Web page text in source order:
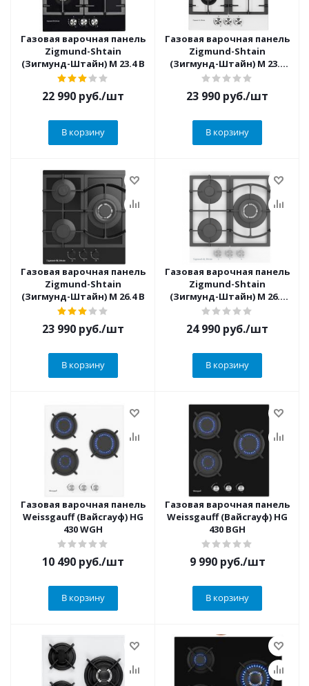
Газовая варочная панель
Zigmund-Shtain
(Зигмунд-Штайн) M 23.4 B
22 990 руб./шт
В корзину
Газовая варочная панель
Zigmund-Shtain
(Зигмунд-Штайн) M 23.4
W
23 990 руб./шт
В корзину
Газовая варочная панель
Zigmund-Shtain
(Зигмунд-Штайн) M 26.4 B
23 990 руб./шт
В корзину
Газовая варочная панель
Zigmund-Shtain
(Зигмунд-Штайн) M 26.4
W
24 990 руб./шт
В корзину
Газовая варочная панель
Weissgauff (Вайсгауф) HG
430 WGH
10 490 руб./шт
В корзину
Газовая варочная панель
Weissgauff (Вайсгауф) HG
430 BGH
9 990руб./шт
В корзину